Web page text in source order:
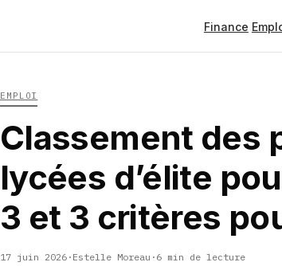
Finance
EMPLOI
Classement des
lycées d’élite
3 et 3 critères
17 juin 2026 · Estelle Moreau · 6 min de lecture